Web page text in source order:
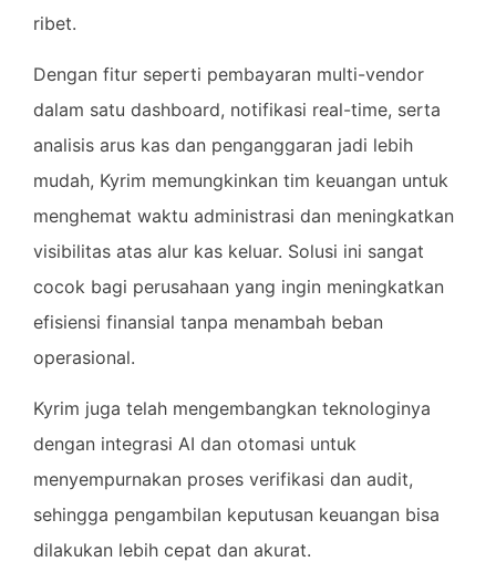
ribet.
Dengan fitur seperti pembayaran multi-vendor
dalam satu dashboard, notifikasi real-time, serta
analisis arus kas dan penganggaran jadi lebih
mudah, Kyrim memungkinkan tim keuangan untuk
menghemat waktu administrasi dan meningkatkan
visibilitas atas alur kas keluar. Solusi ini sangat
cocok bagi perusahaan yang ingin meningkatkan
efisiensi finansial tanpa menambah beban
operasional.
Kyrim juga telah mengembangkan teknologinya
dengan integrasi AI dan otomasi untuk
menyempurnakan proses verifikasi dan audit,
sehingga pengambilan keputusan keuangan bisa
dilakukan lebih cepat dan akurat.